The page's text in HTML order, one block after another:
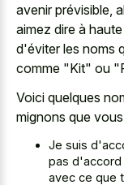
avenir prévisible,
aimez dire à
d'éviter les noms
comme "Kit" ou
Voici quelques
mignons que
Je suis
pas d'accord
avec ce que